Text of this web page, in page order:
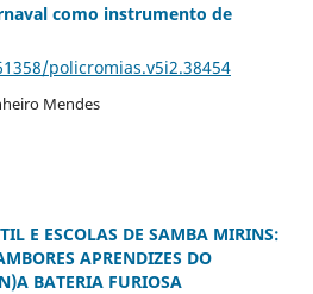
como instrumento de
policromias.v5i2.38454
Mendes
E ESCOLAS DE SAMBA MIRINS:
APRENDIZES DO
BATERIA FURIOSA